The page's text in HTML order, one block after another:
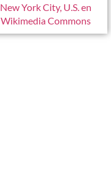
New York City, U.S. en
Wikimedia Commons